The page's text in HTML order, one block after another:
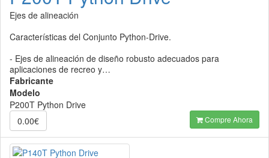
Ejes de alineación
Características del Conjunto Python-Drive.
- Ejes de alineación de diseño robusto adecuados para
aplicaciones de recreo y…
Fabricante
Modelo
P200T Python Drive
0.00€
Compre Ahora